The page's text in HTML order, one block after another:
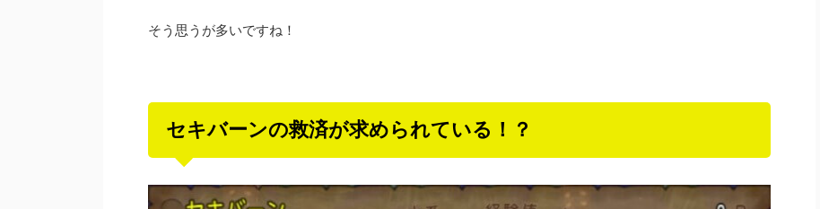
そう思うが多いですね！
セキバーンの救済が求められている！？